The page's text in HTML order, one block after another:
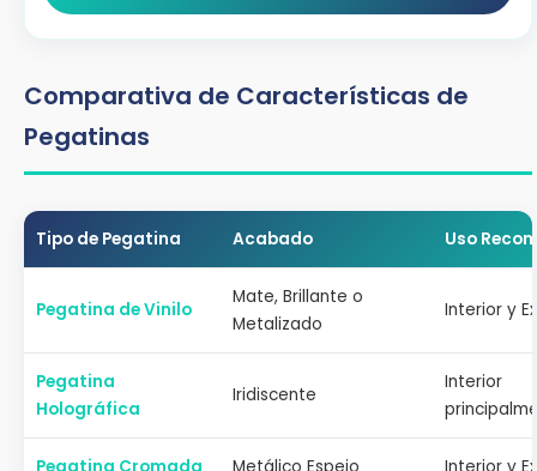
Comparativa de Características de
Pegatinas
Tipo de Pegatina Acabado Uso
Pegatina de Vinilo
Mate, Brillante o
Metalizado
Interior y
Pegatina
Holográfica
Iridiscente
Interior